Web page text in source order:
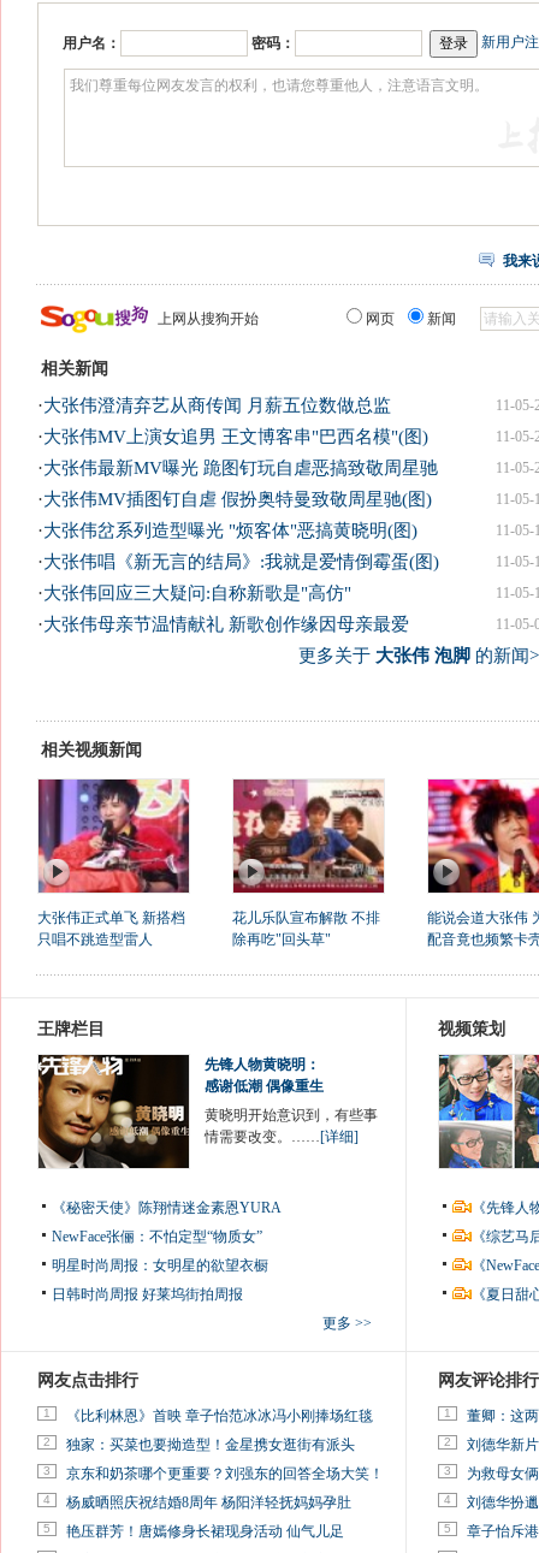
用户名： 密码： 新用户
我来
上网从搜狗开始 网页 新闻
相关新闻
11-05-
·大张伟澄清弃艺从商传闻 月薪五位数做总监
11-05-
·大张伟MV上演女追男 王文博客串"巴西名模"(图)
11-05-
·大张伟最新MV曝光 跪图钉玩自虐恶搞致敬周星驰
11-05-
·大张伟MV插图钉自虐 假扮奥特曼致敬周星驰(图)
11-05-
·大张伟岔系列造型曝光 "烦客体"恶搞黄晓明(图)
11-05-
·大张伟唱《新无言的结局》:我就是爱情倒霉蛋(图)
11-05-
·大张伟回应三大疑问:自称新歌是"高仿"
11-05-
·大张伟母亲节温情献礼 新歌创作缘因母亲最爱
更多关于 大张伟 泡脚的新闻
相关视频新闻
大张伟正式单飞 新搭档
只唱不跳造型雷人
花儿乐队宣布解散 不排
除再吃"回头草"
能说会道大张伟
配音竟也频繁卡
王牌栏目
先锋人物黄晓明：
感谢低潮 偶像重生
黄晓明开始意识到，有些事
情需要改变。……[详细]
《秘密天使》陈翔情迷金素恩YURA
NewFace张俪：不怕定型“物质女”
明星时尚周报：女明星的欲望衣橱
日韩时尚周报 好莱坞街拍周报
更多 >>
视频策划
《先锋
《综艺
《
《夏日
网友点击排行
1 《比利林恩》首映 章子怡范冰冰冯小刚捧场红毯
2 独家：买菜也要拗造型！金星携女逛街有派头
3 京东和奶茶哪个更重要？刘强东的回答全场大笑！
4 杨威晒照庆祝结婚8周年 杨阳洋轻抚妈妈孕肚
5 艳压群芳！唐嫣修身长裙现身活动 仙气儿足
网友评论排行
1 董卿：这
2 刘德华新
3 为救母女
4 刘德华扮
5 章子怡斥